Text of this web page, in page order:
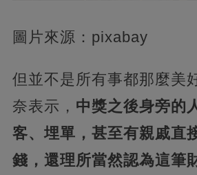
圖片來源：pixabay
但並不是所有事都那麼美
奈表示， 中獎之後身旁的
客、埋單，甚至有親戚直
錢，還理所當然認為這筆